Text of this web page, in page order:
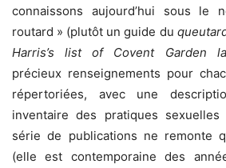
connaissons aujourd’hui sous le
routard » (plutôt un guide du
Harris’s list of Covent Garden
précieux renseignements pour
répertoriées, avec une
inventaire des pratiques
série de publications ne remonte
(elle est contemporaine des